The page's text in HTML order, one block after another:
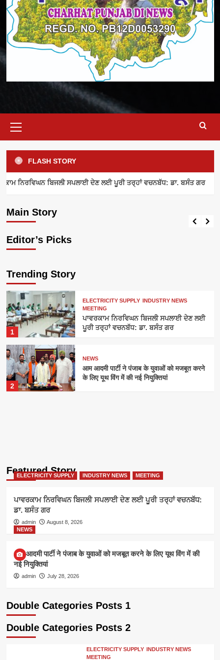
Menu
FLASH STORY
ਨਿਰਵਿਘਨ ਬਿਜਲੀ ਸਪਲਾਈ ਦੇਣ ਲਈ ਪੂਰੀ ਤਰ੍ਹਾਂ ਵਚਨਬੱਧ: ਡਾ. ਬਸੰਤ ਗਰ
Main Story
ELECTRICITY SUPPLY INDUSTRY NEWS MEETING
admin August 8, 2026
Editor’s Picks
Trending Story
1
ELECTRICITY SUPPLY INDUSTRY NEWS
MEETING
ਪਾਵਰਕਾਮ ਨਿਰਵਿਘਨ ਬਿਜਲੀ ਸਪਲਾਈ ਦੇਣ ਲਈ
ਪੂਰੀ ਤਰ੍ਹਾਂ ਵਚਨਬੱਧ: ਡਾ. ਬਸੰਤ ਗਰ
2
NEWS
आम आदमी पार्टी ने पंजाब के युवाओं को मजबूत करने
के लिए यूथ विंग में की नई नियुक्तियां
Featured Story
ELECTRICITY SUPPLY INDUSTRY NEWS MEETING
ਪਾਵਰਕਾਮ ਨਿਰਵਿਘਨ ਬਿਜਲੀ ਸਪਲਾਈ ਦੇਣ ਲਈ ਪੂਰੀ ਤਰ੍ਹਾਂ ਵਚਨਬੱਧ:
ਡਾ. ਬਸੰਤ ਗਰ
admin
August 8, 2026
NEWS
आम आदमी पार्टी ने पंजाब के युवाओं को मजबूत करने के लिए यूथ विंग में की
नई नियुक्तियां
admin July 28, 2026
Double Categories Posts 1
Double Categories Posts 2
ELECTRICITY SUPPLY INDUSTRY NEWS
MEETING